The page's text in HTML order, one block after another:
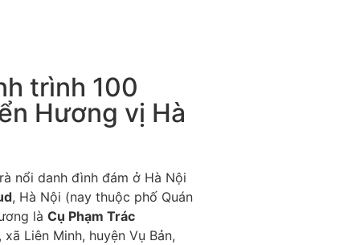
trình 100
Hương vị Hà
nổi danh đình đám ở Hà Nội
, Hà Nội (nay thuộc phố Quán
là Cụ Phạm Trác
Liên Minh, huyện Vụ Bản,